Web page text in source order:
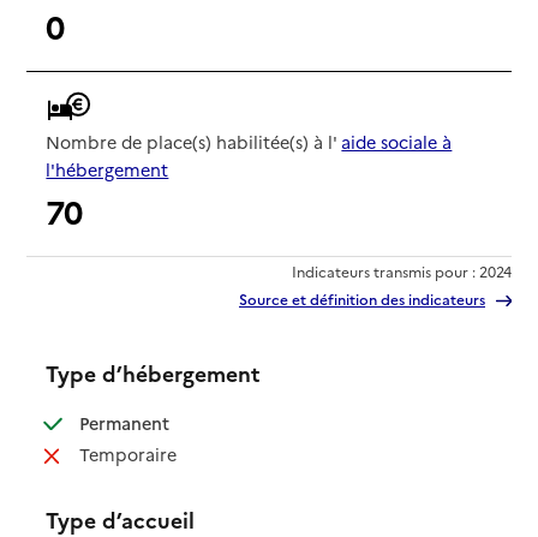
0
Nombre de place(s) habilitée(s) à l' aide sociale à
l'hébergement
70
Indicateurs transmis pour : 2024
Source et définition des indicateurs
Type d’hébergement
Permanent: disponible
Temporaire: non disponible
Type d’accueil